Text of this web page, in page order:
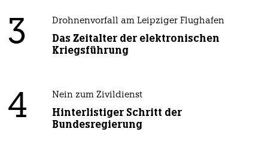
3 Drohnenvorfall am Leipziger Flughafen
Das Zeitalter der elektronischen
Kriegsführung
4 Nein zum Zivildienst
Hinterlistiger Schritt der
Bundesregierung